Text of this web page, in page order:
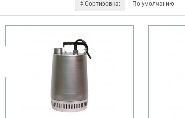
Сортировка: